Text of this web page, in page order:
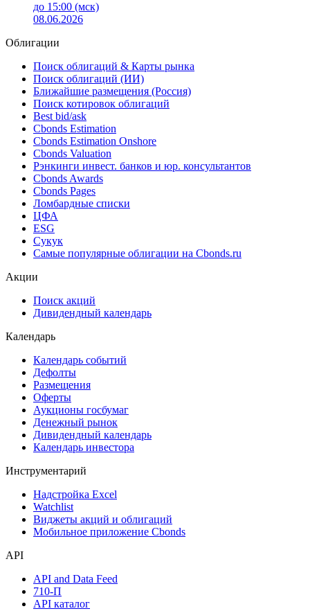
до 15:00 (мск)
08.06.2026
Облигации
Поиск облигаций & Карты рынка
Поиск облигаций (ИИ)
Ближайшие размещения (Россия)
Поиск котировок облигаций
Best bid/ask
Cbonds Estimation
Cbonds Estimation Onshore
Cbonds Valuation
Рэнкинги инвест. банков и юр. консультантов
Cbonds Awards
Cbonds Pages
Ломбардные списки
ЦФА
ESG
Сукук
Самые популярные облигации на Cbonds.ru
Акции
Поиск акций
Дивидендный календарь
Календарь
Календарь событий
Дефолты
Размещения
Оферты
Аукционы госбумаг
Денежный рынок
Дивидендный календарь
Календарь инвестора
Инструментарий
Надстройка Excel
Watchlist
Виджеты акций и облигаций
Мобильное приложение Cbonds
API
API and Data Feed
710-П
API каталог